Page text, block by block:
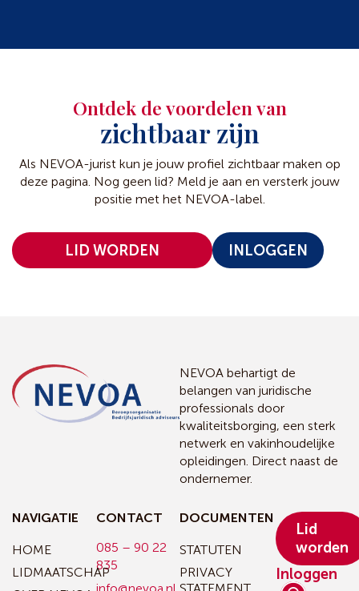
Ontdek de voordelen van
zichtbaar zijn
Als NEVOA-jurist kun je jouw profiel zichtbaar maken op
deze pagina. Nog geen lid? Meld je aan en versterk jouw
positie met het NEVOA-label.
LID WORDEN INLOGGEN
NEVOA behartigt de
belangen van juridische
professionals door
kwaliteitsborging, een sterk
netwerk en vakinhoudelijke
opleidingen. Direct naast de
ondernemer.
NAVIGATIE
HOME
LIDMAATSCHAP
CONTACT
085 – 90 22
835
info@nevoa.nl
DOCUMENTEN
STATUTEN
PRIVACY
STATEMENT
Inloggen
Lid
worden